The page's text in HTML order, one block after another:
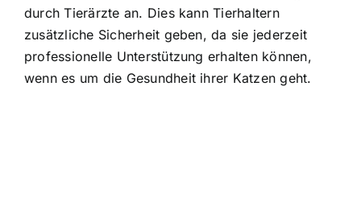
durch Tierärzte an. Dies kann Tierhaltern
zusätzliche Sicherheit geben, da sie jederzeit
professionelle Unterstützung erhalten können,
wenn es um die Gesundheit ihrer Katzen geht.